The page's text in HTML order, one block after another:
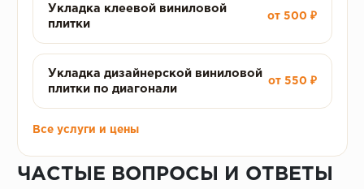
Укладка клеевой виниловой
плитки
от 500 ₽
Укладка дизайнерской виниловой
плитки по диагонали
от 550 ₽
Все услуги и цены
ЧАСТЫЕ ВОПРОСЫ И ОТВЕТЫ